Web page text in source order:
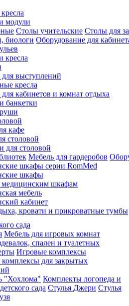
модули
Столы учительские Столы для
биологи Оборудование для
кресла
выступлений
кресла
кабинетов и комнат отдыха
банкетки
кафе
столовой
для столовой
Мебель для гардеробов
шкафы серии RomMed
шкафы
шкафам
мебель
кабинет
кровати и прикроватные тумбы
сада
Мебель для игровых комнат
спален и туалетных
Игровые комплексы
для закрытых
"Хохлома" Комплекты логопеда и
сада Стулья Джери Стулья